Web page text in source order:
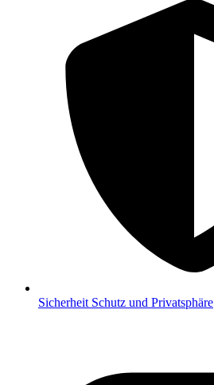
Sicherheit Schutz und Privatsphäre